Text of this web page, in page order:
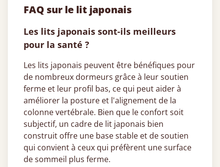
FAQ sur le lit japonais
Les lits japonais sont-ils meilleurs
pour la santé ?
Les lits japonais peuvent être bénéfiques pour
de nombreux dormeurs grâce à leur soutien
ferme et leur profil bas, ce qui peut aider à
améliorer la posture et l'alignement de la
colonne vertébrale. Bien que le confort soit
subjectif, un cadre de lit japonais bien
construit offre une base stable et de soutien
qui convient à ceux qui préfèrent une surface
de sommeil plus ferme.